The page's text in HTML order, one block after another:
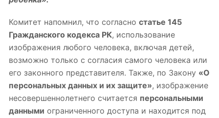
Комитет напомнил, что согласно статье 145
Гражданского кодекса РК, использование
изображения любого человека, включая детей,
возможно только с согласия самого человека или
его законного представителя. Также, по Закону «О
персональных данных и их защите», изображение
несовершеннолетнего считается персональными
данными ограниченного доступа и находится под